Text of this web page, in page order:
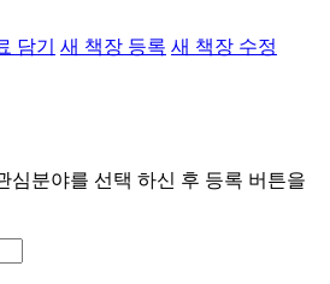
담기 새 책장 등록 새 책장 수정
심분야를 선택 하신 후 등록 버튼을